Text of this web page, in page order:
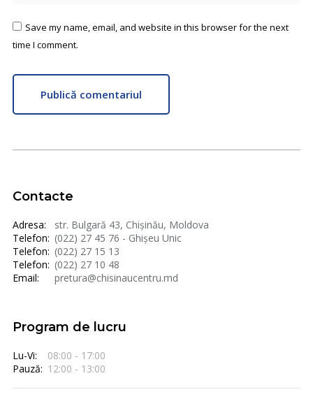
Save my name, email, and website in this browser for the next
time I comment.
Publică comentariul
Contacte
Adresa:
str. Bulgară 43, Chișinău, Moldova
Telefon: (022) 27 45 76 - Ghișeu Unic
Telefon: (022) 27 15 13
Telefon: (022) 27 10 48
Email:
pretura@chisinaucentru.md
Program de lucru
Lu-Vi:
08:00 - 17:00
Pauză: 12:00 - 13:00